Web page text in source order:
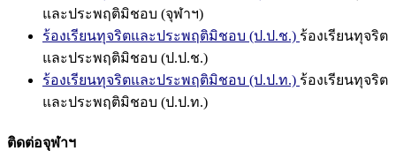
และประพฤติมิชอบ (จุฬาฯ)
ร้องเรียนทุจริตและประพฤติมิชอบ (ป.ป.ช.) ร้องเรียนทุจริต
และประพฤติมิชอบ (ป.ป.ช.)
ร้องเรียนทุจริตและประพฤติมิชอบ (ป.ป.ท.) ร้องเรียนทุจริต
และประพฤติมิชอบ (ป.ป.ท.)
ติดต่อจุฬาฯ